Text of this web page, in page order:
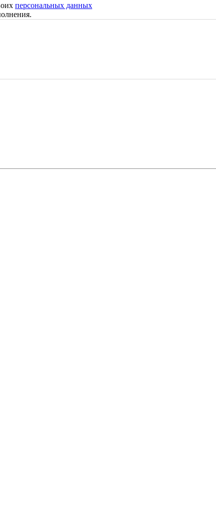
персональных данных